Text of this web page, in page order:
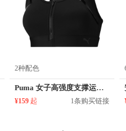
2种配色
Puma 女子高强度支撑运动内衣 520295
¥159 起 1条购买链接